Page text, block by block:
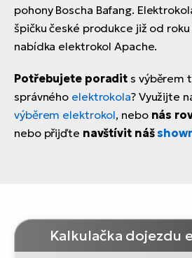
pohony Boscha Bafang.
špičku české produkce již od
nabídka elektrokol Apache.
Potřebujete poradit s výběrem
správného elektrokola? Využijte
výběrem elektrokol, nebo nás
nebo přijďte navštívit náš
Kalkulačka dojezdu